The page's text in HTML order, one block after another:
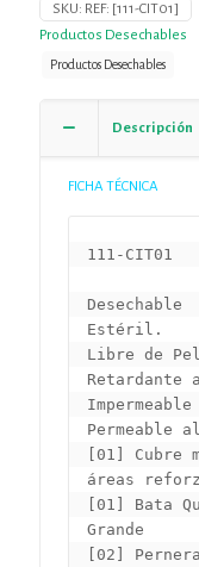
SKU: REF: [111-CIT01]
Productos Desechables
Productos Desechables
Descripción
FICHA TÉCNICA
111-CIT01
Desechable
Estéril.
Libre de
Retardante
Permeable
[01] Cubre
áreas
[01] Bata
Grande
[02]